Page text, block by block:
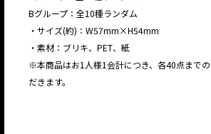
Bグループ：全10種ランダム
・サイズ(約)：W57mm×H54mm
・素材：ブリキ、PET、紙
※本商品はお1人様1会計につき、各40点まで
だきます。